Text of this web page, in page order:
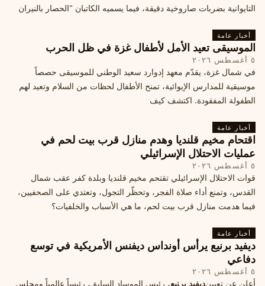
التايوانية بضربات صاروخية دقيقة، فيما يسميه الكاتبان "الحصار بالنيران
أخبار عامة
الموسيقى تعيد الأمل لأطفال غزة في ظل الحرب
٥ أغسطس ٢٠٢٦
في شمال غزة، يقدّم معهد إدوارد سعيد الوطني للموسيقى حصصاً
موسيقية للمدارس الإيوائية، تمنح الأطفال لحظات من السلام وتعيد لهم
الطفولة المفقودة. اكتشف كيف
أخبار عامة
اقتحام مخيم قلنديا وهدم منازل قرب بيت لحم في
عمليات الاحتلال الإسرائيلي
٥ أغسطس ٢٠٢٦
قوات الاحتلال الإسرائيلي تقتحم مخيم قلنديا وبلدة كفر عقب شمال
القدس، وتمنع أداء صلاة الفجر، وتحظّر التجول، وتعتدي على الصحفيين،
فيما هدمت منازل قرب بيت لحم، ما هي الأسباب والخلفيات؟
أخبار عامة
ديفيد برنيع يرأس أونداس ديفنس الأمريكية في توسع
دفاعي
٥ أغسطس ٢٠٢٦
أعلن عن تعيينديفيد برنيع، رئيس الموساد السابق، رئيساً عالمياً ومجلس